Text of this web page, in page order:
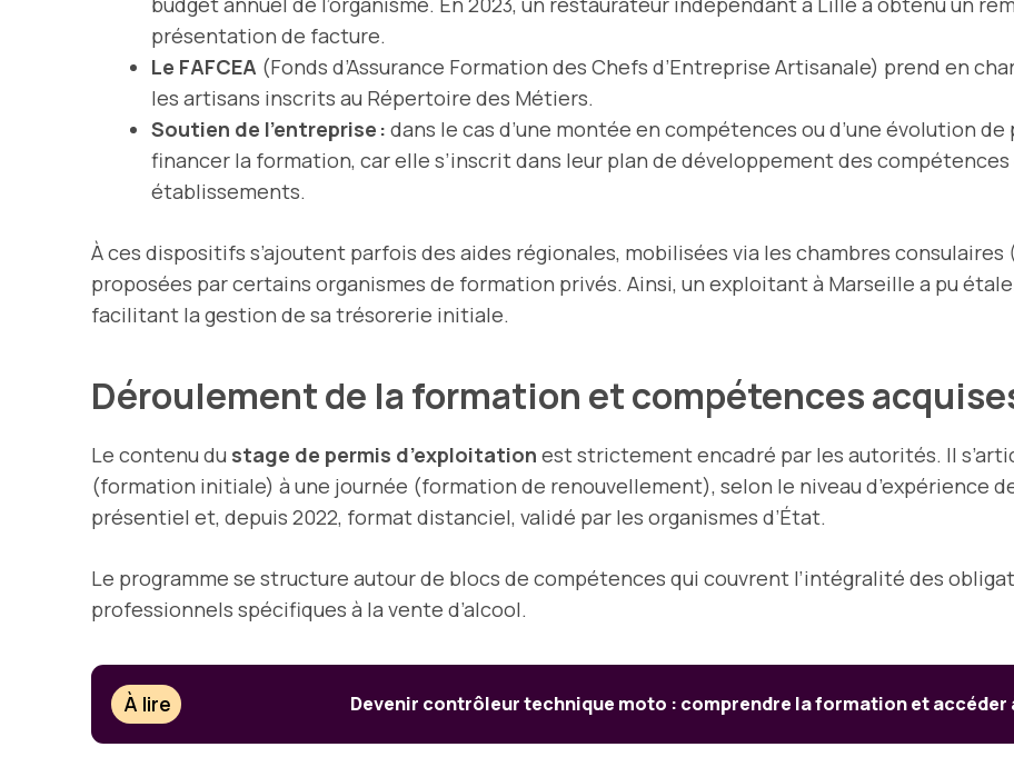
présentation de facture.
Le FAFCEA (Fonds d’Assurance Formation des Chefs d’Entreprise Artisanale) prend en
les artisans inscrits au Répertoire des Métiers.
Soutien de l’entreprise : dans le cas d’une montée en compétences ou d’une évolution
financer la formation, car elle s’inscrit dans leur plan de développement des compétences
établissements.
À ces dispositifs s’ajoutent parfois des aides régionales, mobilisées via les chambres
proposées par certains organismes de formation privés. Ainsi, un exploitant à Marseille a pu
facilitant la gestion de sa trésorerie initiale.
Déroulement de la formation et compétences
Le contenu du stage de permis d’exploitation est strictement encadré par les autorités. Il
(formation initiale) à une journée (formation de renouvellement), selon le niveau d’expérience
présentiel et, depuis 2022, format distanciel, validé par les organismes d’État.
Le programme se structure autour de blocs de compétences qui couvrent l’intégralité des
professionnels spécifiques à la vente d’alcool.
À lire Devenir contrôleur technique moto : comprendre la formation et accéder